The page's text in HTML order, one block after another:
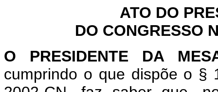
ATO DO
DO CONGRESSO
O PRESIDENTE DA
cumprindo o que dispõe o §